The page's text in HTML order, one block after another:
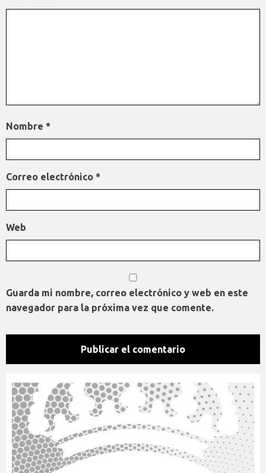
Nombre *
Correo electrónico *
Web
Guarda mi nombre, correo electrónico y web en este
navegador para la próxima vez que comente.